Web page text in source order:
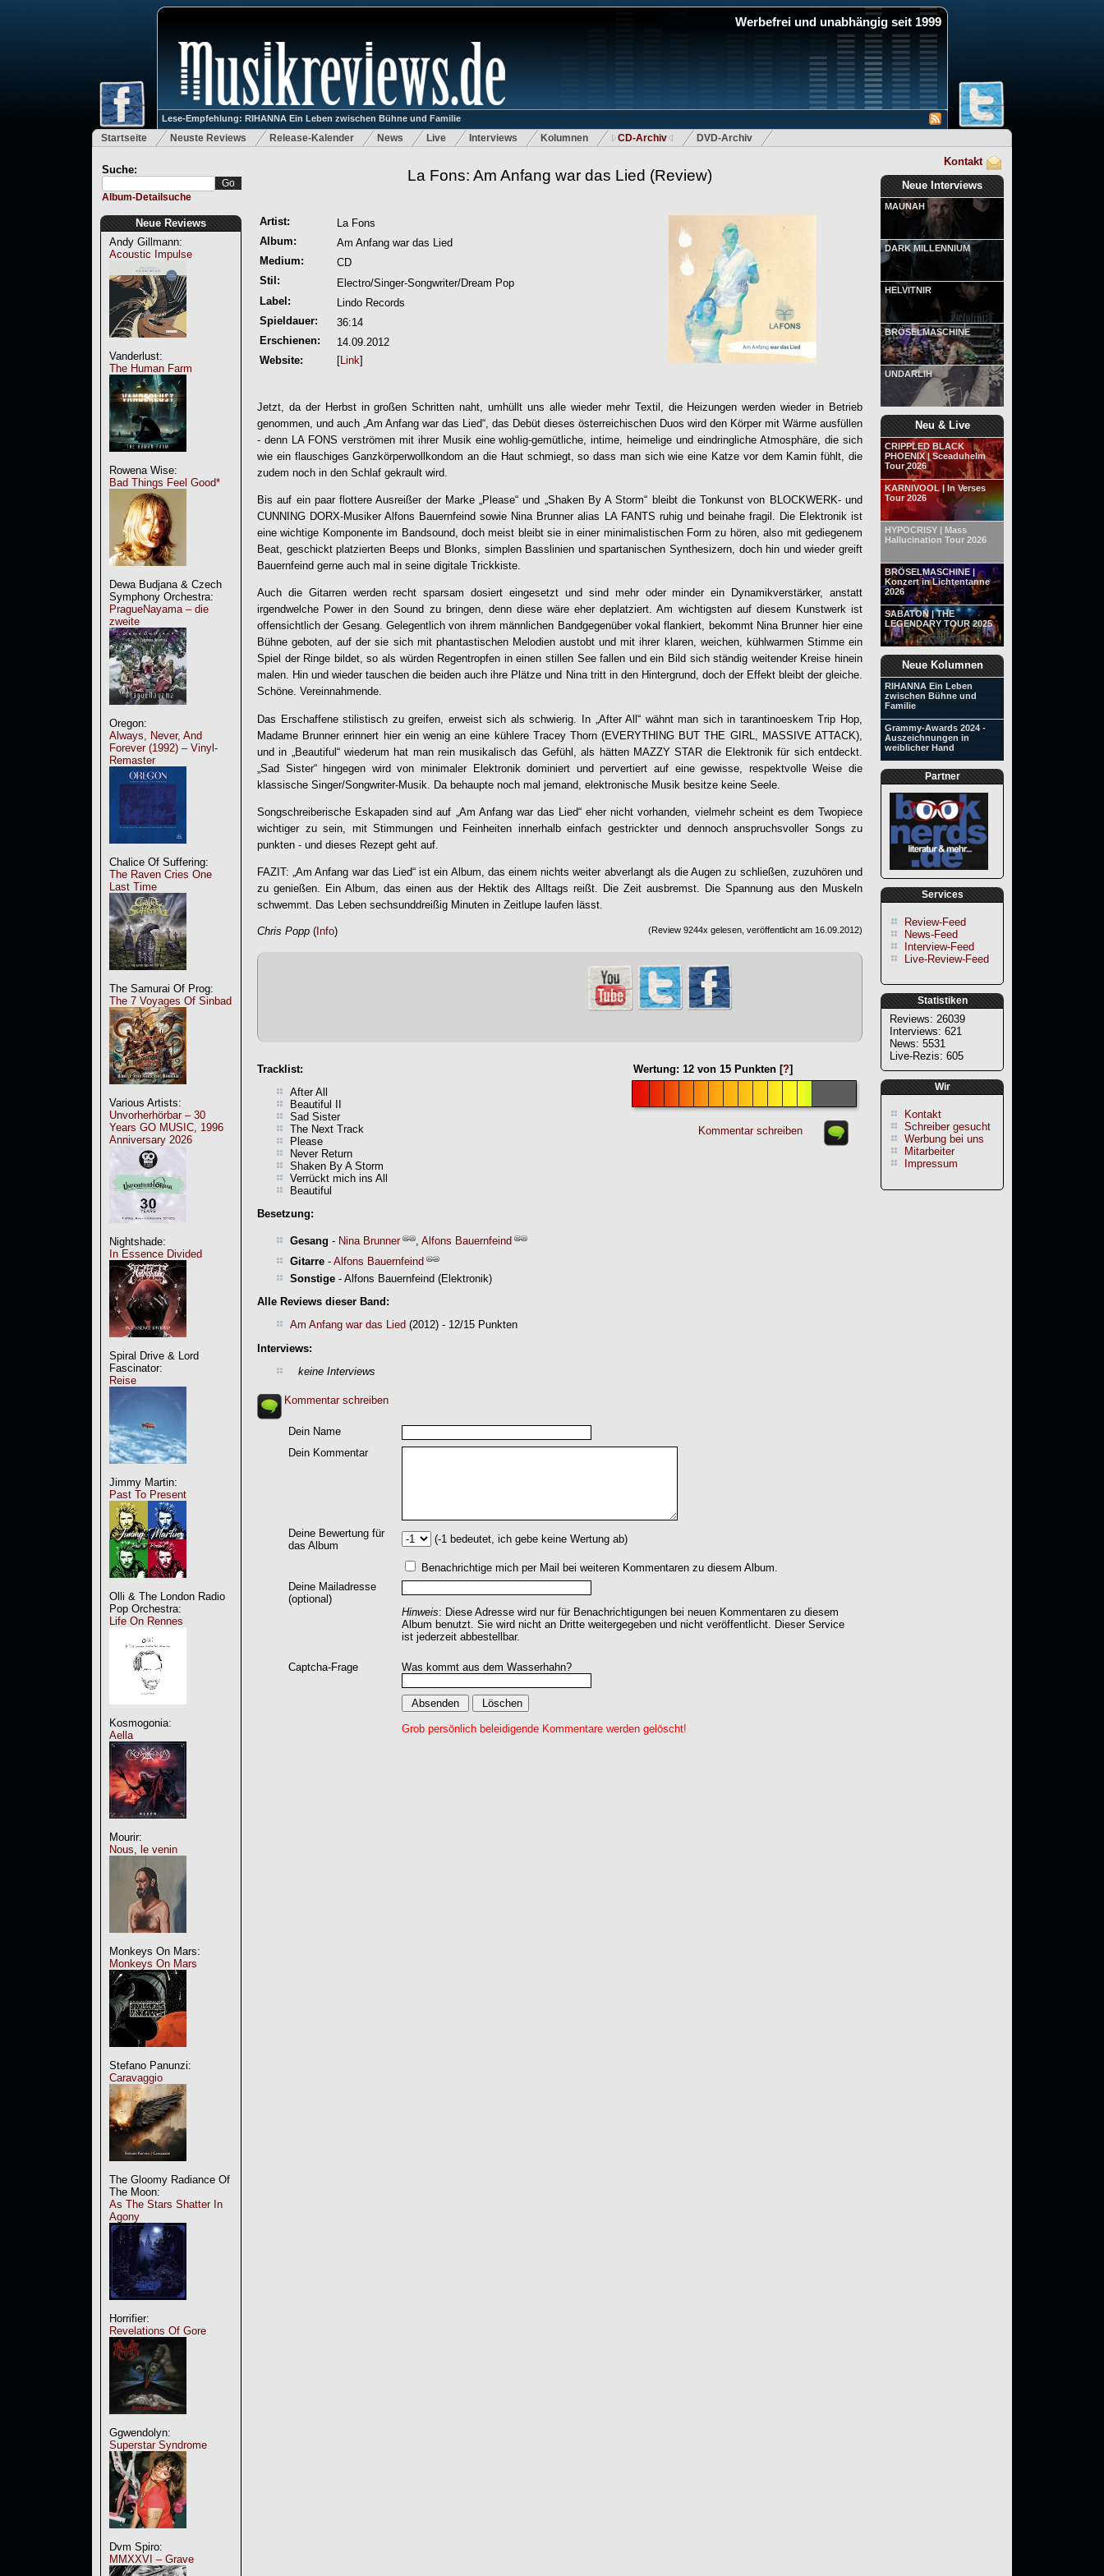
Werbefrei und unabhängig seit 1999
Lese-Empfehlung: RIHANNA Ein Leben zwischen Bühne und Familie
Startseite Neuste Reviews Release-Kalender News Live Interviews Kolumnen CD-Archiv DVD-Archiv
Suche:
Album-Detailsuche
Neue Reviews
Andy Gillmann:
Acoustic Impulse
Vanderlust:
The Human Farm
Rowena Wise:
Bad Things Feel Good*
Dewa Budjana & Czech
Symphony Orchestra:
PragueNayama – die
zweite
Oregon:
Always, Never, And
Forever (1992) – Vinyl-
Remaster
Chalice Of Suffering:
The Raven Cries One
Last Time
The Samurai Of Prog:
The 7 Voyages Of Sinbad
Various Artists:
Unvorherhörbar – 30
Years GO MUSIC, 1996
Anniversary 2026
Nightshade:
In Essence Divided
Spiral Drive & Lord
Fascinator:
Reise
Jimmy Martin:
Past To Present
Olli & The London Radio
Pop Orchestra:
Life On Rennes
Kosmogonia:
Aella
Mourir:
Nous, le venin
Monkeys On Mars:
Monkeys On Mars
Stefano Panunzi:
Caravaggio
The Gloomy Radiance Of
The Moon:
As The Stars Shatter In
Agony
Horrifier:
Revelations Of Gore
Ggwendolyn:
Superstar Syndrome
Dvm Spiro:
MMXXVI – Grave
Kontakt
Neue Interviews
MAUNAH
DARK MILLENNIUM
HELVITNIR
BRÖSELMASCHINE
UNDARLIH
Neu & Live
CRIPPLED BLACK
PHOENIX | Sceaduhelm
Tour 2026
KARNIVOOL | In Verses
Tour 2026
HYPOCRISY | Mass
Hallucination Tour 2026
BRÖSELMASCHINE |
Konzert in Lichtentanne
2026
SABATON | THE
LEGENDARY TOUR 2025
Neue Kolumnen
RIHANNA Ein Leben
zwischen Bühne und
Familie
Grammy-Awards 2024 -
Auszeichnungen in
weiblicher Hand
Partner
Services
Review-Feed
News-Feed
Interview-Feed
Live-Review-Feed
Statistiken
Reviews: 26039
Interviews: 621
News: 5531
Live-Rezis: 605
Wir
Kontakt
Schreiber gesucht
Werbung bei uns
Mitarbeiter
Impressum
La Fons: Am Anfang war das Lied (Review)
Artist:
La Fons
Album:
Am Anfang war das Lied
Medium:
CD
Stil:
Electro/Singer-Songwriter/Dream Pop
Label:
Lindo Records
Spieldauer:
36:14
Erschienen:
14.09.2012
Website:
[Link]
Jetzt, da der Herbst in großen Schritten naht, umhüllt uns alle wieder mehr Textil, die Heizungen werden wieder in Betrieb
genommen, und auch „ Am Anfang war das Lied“, das Debüt dieses österreichischen Duos wird den Körper mit Wärme ausfüllen
- denn LA FONS verströmen mit ihrer Musik eine wohlig-gemütliche, intime, heimelige und eindringliche Atmosphäre, die sich
wie ein flauschiges Ganzkörperwollkondom an die Haut schmiegt, so dass man sich wie eine Katze vor dem Kamin fühlt, die
zudem noch in den Schlaf gekrault wird.
Bis auf ein paar flottere Ausreißer der Marke „Please“ und „Shaken By A Storm“ bleibt die Tonkunst von BLOCKWERK- und
CUNNING DORX-Musiker Alfons Bauernfeind sowie Nina Brunner alias LA FANTS ruhig und beinahe fragil. Die Elektronik ist
eine wichtige Komponente im Bandsound, doch meist bleibt sie in einer minimalistischen Form zu hören, also mit gediegenem
Beat, geschickt platzierten Beeps und Blonks, simplen Basslinien und spartanischen Synthesizern, doch hin und wieder greift
Bauernfeind gerne auch mal in seine digitale Trickkiste.
Auch die Gitarren werden recht sparsam dosiert eingesetzt und sind mehr oder minder ein Dynamikverstärker, anstatt
irgendwelche Power in den Sound zu bringen, denn diese wäre eher deplatziert. Am wichtigsten auf diesem Kunstwerk ist
offensichtlich der Gesang. Gelegentlich von ihrem männlichen Bandgegenüber vokal flankiert, bekommt Nina Brunner hier eine
Bühne geboten, auf der sie sich mit phantastischen Melodien austobt und mit ihrer klaren, weichen, kühlwarmen Stimme ein
Spiel der Ringe bildet, so als würden Regentropfen in einen stillen See fallen und ein Bild sich ständig weitender Kreise hinein
malen. Hin und wieder tauschen die beiden auch ihre Plätze und Nina tritt in den Hintergrund, doch der Effekt bleibt der gleiche.
Schöne. Vereinnahmende.
Das Erschaffene stilistisch zu greifen, erweist sich als schwierig. In „After All“ wähnt man sich in tarantinoeskem Trip Hop,
Madame Brunner erinnert hier ein wenig an eine kühlere Tracey Thorn (EVERYTHING BUT THE GIRL, MASSIVE ATTACK),
und in „Beautiful“ wiederum hat man rein musikalisch das Gefühl, als hätten MAZZY STAR die Elektronik für sich entdeckt.
„Sad Sister“ hingegen wird von minimaler Elektronik dominiert und pervertiert auf eine gewisse, respektvolle Weise die
klassische Singer/Songwriter-Musik. Da behaupte noch mal jemand, elektronische Musik besitze keine Seele.
Songschreiberische Eskapaden sind auf „ Am Anfang war das Lied“ eher nicht vorhanden, vielmehr scheint es dem Twopiece
wichtiger zu sein, mit Stimmungen und Feinheiten innerhalb einfach gestrickter und dennoch anspruchsvoller Songs zu
punkten - und dieses Rezept geht auf.
FAZIT: „Am Anfang war das Lied“ ist ein Album, das einem nichts weiter abverlangt als die Augen zu schließen, zuzuhören und
zu genießen. Ein Album, das einen aus der Hektik des Alltags reißt. Die Zeit ausbremst. Die Spannung aus den Muskeln
schwemmt. Das Leben sechsunddreißig Minuten in Zeitlupe laufen lässt.
Chris Popp (Info) (Review 9244x gelesen, veröffentlicht am 16.09.2012)
Wertung: 12 von 15 Punkten [?]
Kommentar schreiben
Tracklist:
After All
Beautiful II
Sad Sister
The Next Track
Please
Never Return
Shaken By A Storm
Verrückt mich ins All
Beautiful
Besetzung:
Gesang - Nina Brunner
Alfons Bauernfeind
Gitarre - Alfons Bauernfeind
Sonstige - Alfons Bauernfeind (Elektronik)
Alle Reviews dieser Band:
Am Anfang war das Lied (2012) - 12/15 Punkten
Interviews:
keine Interviews
Kommentar schreiben
Dein Name
Dein Kommentar
Deine Bewertung für
das Album
(-1 bedeutet, ich gebe keine Wertung ab)
Benachrichtige mich per Mail bei weiteren Kommentaren zu diesem Album.
Deine Mailadresse
(optional)
Hinweis: Diese Adresse wird nur für Benachrichtigungen bei neuen Kommentaren zu diesem
Album benutzt. Sie wird nicht an Dritte weitergegeben und nicht veröffentlicht. Dieser Service
ist jederzeit abbestellbar.
Captcha-Frage Was kommt aus dem Wasserhahn?
Grob persönlich beleidigende Kommentare werden gelöscht!